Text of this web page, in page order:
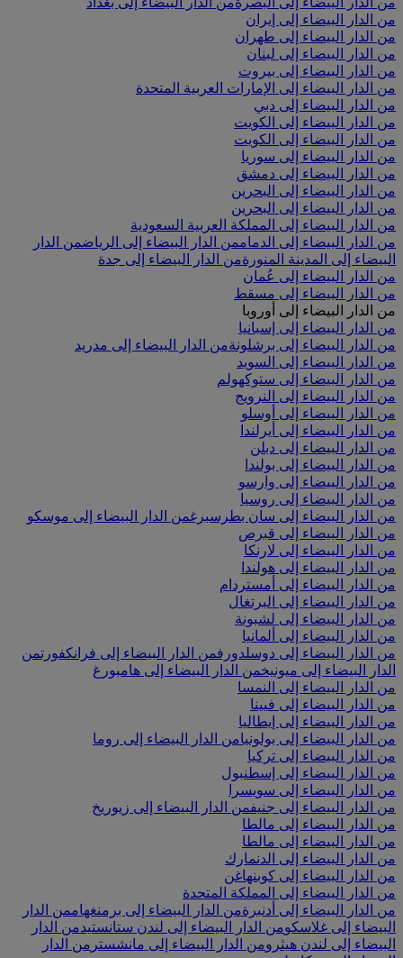
من الدار البيضاء إلى إيران
من الدار البيضاء إلى طهران
من الدار البيضاء إلى لبنان
من الدار البيضاء إلى بيروت
من الدار البيضاء إلى الإمارات العربية المتحدة
من الدار البيضاء إلى دبي
من الدار البيضاء إلى الكويت
من الدار البيضاء إلى الكويت
من الدار البيضاء إلى سوريا
من الدار البيضاء إلى دمشق
من الدار البيضاء إلى البحرين
من الدار البيضاء إلى البحرين
من الدار البيضاء إلى المملكة العربية السعودية
من الدار البيضاء إلى الدماممن الدار البيضاء إلى الرياضمن الدار
البيضاء إلى المدينة المنورةمن الدار البيضاء إلى جدة
من الدار البيضاء إلى عُمان
من الدار البيضاء إلى مسقط
من الدار البيضاء إلى أوروبا
من الدار البيضاء إلى إسبانيا
من الدار البيضاء إلى برشلونةمن الدار البيضاء إلى مدريد
من الدار البيضاء إلى السويد
من الدار البيضاء إلى ستوكهولم
من الدار البيضاء إلى النرويج
من الدار البيضاء إلى أوسلو
من الدار البيضاء إلى أيرلندا
من الدار البيضاء إلى دبلن
من الدار البيضاء إلى بولندا
من الدار البيضاء إلى وارسو
من الدار البيضاء إلى روسيا
من الدار البيضاء إلى سان بطرسبرغمن الدار البيضاء إلى موسكو
من الدار البيضاء إلى قبرص
من الدار البيضاء إلى لارنكا
من الدار البيضاء إلى هولندا
من الدار البيضاء إلى أمستردام
من الدار البيضاء إلى البرتغال
من الدار البيضاء إلى لشبونة
من الدار البيضاء إلى ألمانيا
من الدار البيضاء إلى دوسلدورفمن الدار البيضاء إلى فرانكفورتمن
الدار البيضاء إلى ميونيخمن الدار البيضاء إلى هامبورغ
من الدار البيضاء إلى النمسا
من الدار البيضاء إلى فيينا
من الدار البيضاء إلى إيطاليا
من الدار البيضاء إلى بولونيامن الدار البيضاء إلى روما
من الدار البيضاء إلى تركيا
من الدار البيضاء إلى إسطنبول
من الدار البيضاء إلى سويسرا
من الدار البيضاء إلى جنيفمن الدار البيضاء إلى زيوريخ
من الدار البيضاء إلى مالطا
من الدار البيضاء إلى مالطا
من الدار البيضاء إلى الدنمارك
من الدار البيضاء إلى كوبنهاغن
من الدار البيضاء إلى المملكة المتحدة
من الدار البيضاء إلى أدنبرةمن الدار البيضاء إلى برمنغهاممن الدار
البيضاء إلى غلاسكومن الدار البيضاء إلى لندن ستانستيدمن الدار
البيضاء إلى لندن هيثرومن الدار البيضاء إلى مانشستر من الدار